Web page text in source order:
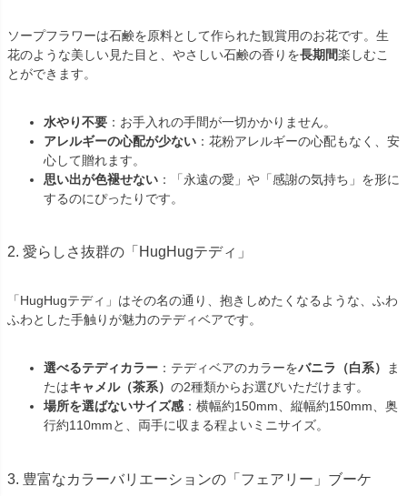
ソープフラワーは石鹸を原料として作られた観賞用のお花です。生
花のような美しい見た目と、やさしい石鹸の香りを長期間楽しむこ
とができます。
水やり不要 ：お手入れの手間が一切かかりません。
アレルギーの心配が少ない ：花粉アレルギーの心配もなく、安
心して贈れます。
思い出が色褪せない ：「永遠の愛」や「感謝の気持ち」を形に
するのにぴったりです。
2. 愛らしさ抜群の「HugHugテディ」
「HugHugテディ」はその名の通り、抱きしめたくなるような、ふわ
ふわとした手触りが魅力のテディベアです。
選べるテディカラー ：テディベアのカラーをバニラ（白系）
ま
たはキャメル（茶系） の2種類からお選びいただけます。
場所を選ばないサイズ感 ：横幅約150mm、縦幅約150mm、奥
行約110mmと、両手に収まる程よいミニサイズ。
3. 豊富なカラーバリエーションの「フェアリー」ブーケ